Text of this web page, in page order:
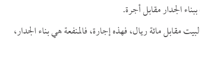
مائة ريال، فهذه إجارة، فالمنفعة هي بناء الجدار،